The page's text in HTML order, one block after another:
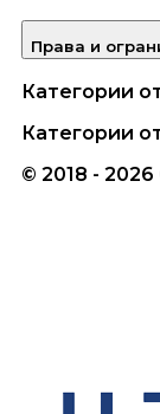
Права и
Категории
Категории
© 2018 -